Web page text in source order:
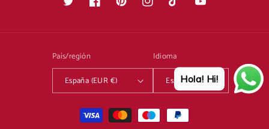
Twitter FacebookPinterestInstagramTikTok YouTube
País/región
España (EUR €)
Idioma
Español
Formas
de
Hola! Hi!